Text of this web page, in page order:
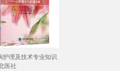
护理及技术专业知识
医社